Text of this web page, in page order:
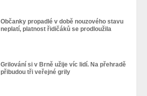
Občanky propadlé v době nouzového stavu
neplatí, platnost řidičáků se prodloužila
Grilování si v Brně užije víc lidí. Na přehradě
přibudou tři veřejné grily